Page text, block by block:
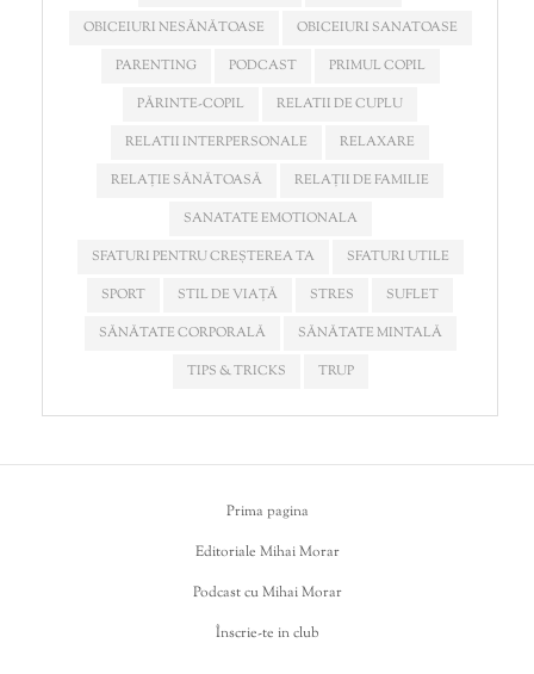
OBICEIURI NESĂNĂTOASE
OBICEIURI SANATOASE
PARENTING
PODCAST
PRIMUL COPIL
PĂRINTE-COPIL
RELATII DE CUPLU
RELATII INTERPERSONALE
RELAXARE
RELAȚIE SĂNĂTOASĂ
RELAȚII DE FAMILIE
SANATATE EMOTIONALA
SFATURI PENTRU CREȘTEREA TA
SFATURI UTILE
SPORT
STIL DE VIAȚĂ STRES
SUFLET
SĂNĂTATE CORPORALĂ
SĂNĂTATE MINTALĂ
TIPS & TRICKS
TRUP
Prima pagina
Editoriale Mihai Morar
Podcast cu Mihai Morar
Înscrie-te in club